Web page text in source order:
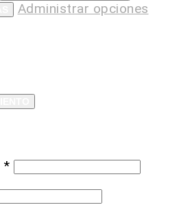
Administrar opciones
*